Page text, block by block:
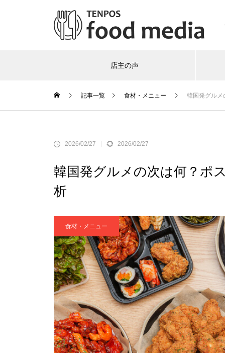
店主の声
記事一覧 食材・メニュー 韓国発グルメ
2026/02/27 2026/02/27
韓国発グルメの次は何？ポ
析
食材・メニュー